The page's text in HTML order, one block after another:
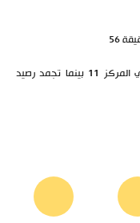
56
وبهذا الفوز رفع إيفرتون رصيده الى 25 نقطة في المركز 11 بينما تجمد رصيد